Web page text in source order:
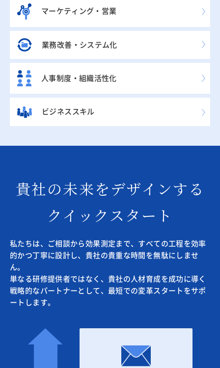
マーケティング・営業
業務改善・システム化
人事制度・組織活性化
ビジネススキル
貴社の未来をデザインする
クイックスタート
私たちは、ご相談から効果測定まで、すべての工程を効率
的かつ丁寧に設計し、貴社の貴重な時間を無駄にしませ
ん。
単なる研修提供者ではなく、貴社の人材育成を成功に導く
戦略的なパートナーとして、最短での変革スタートをサポ
ートします。